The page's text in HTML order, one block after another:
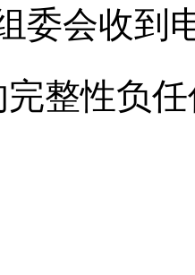
会收到电
整性负